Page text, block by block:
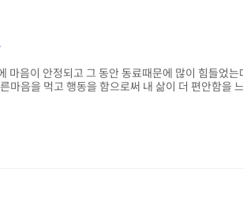
마음이 안정되고 그 동안 동료때문에 많이 힘들었
마음을 먹고 행동을 함으로써 내 삶이 더 편안함을